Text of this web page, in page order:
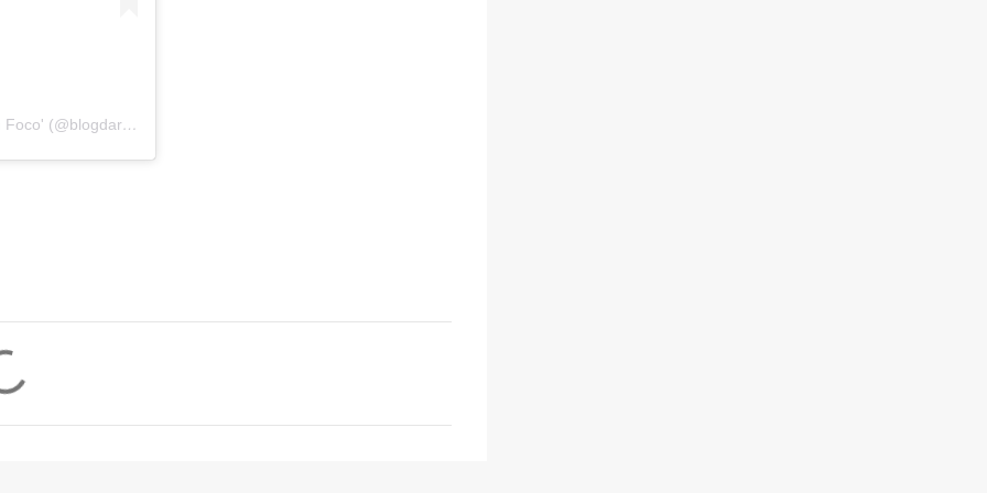
Uma publicação compartilhada por Blog da Rose Castro 'Em Foco' (@blogdarosecastro)